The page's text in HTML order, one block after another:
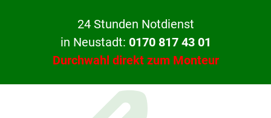
24 Stunden Notdienst
in Neustadt: 0170 817 43 01
Durchwahl direkt zum Monteur